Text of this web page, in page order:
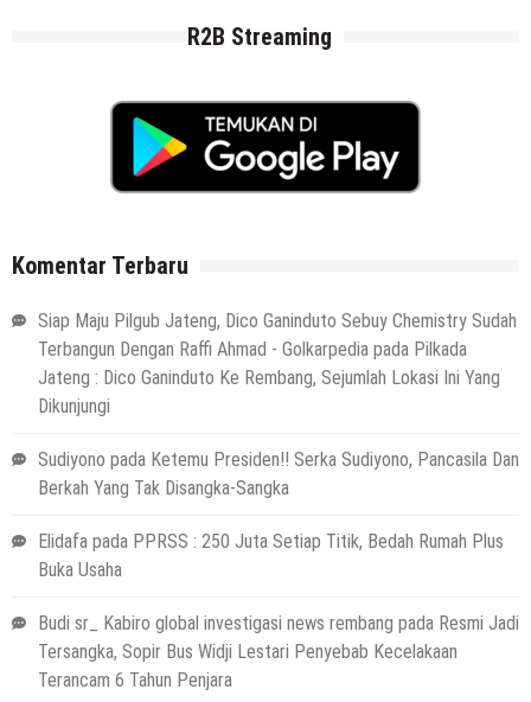
R2B Streaming
Komentar Terbaru
Siap Maju Pilgub Jateng, Dico Ganinduto Sebuy Chemistry Sudah
Terbangun Dengan Raffi Ahmad - Golkarpedia pada Pilkada
Jateng : Dico Ganinduto Ke Rembang, Sejumlah Lokasi Ini Yang
Dikunjungi
Sudiyono pada Ketemu Presiden!! Serka Sudiyono, Pancasila Dan
Berkah Yang Tak Disangka-Sangka
Elidafa pada PPRSS : 250 Juta Setiap Titik, Bedah Rumah Plus
Buka Usaha
Budi sr_ Kabiro global investigasi news rembang pada Resmi Jadi
Tersangka, Sopir Bus Widji Lestari Penyebab Kecelakaan
Terancam 6 Tahun Penjara